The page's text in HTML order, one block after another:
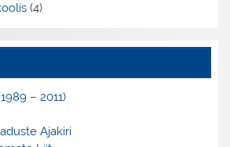
(4)
– 2011)
Ajakiri